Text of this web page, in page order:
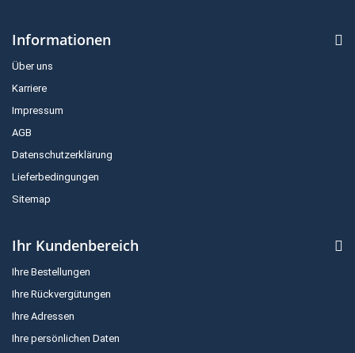
Informationen
Über uns
Karriere
Impressum
AGB
Datenschutzerklärung
Lieferbedingungen
Sitemap
Ihr Kundenbereich
Ihre Bestellungen
Ihre Rückvergütungen
Ihre Adressen
Ihre persönlichen Daten